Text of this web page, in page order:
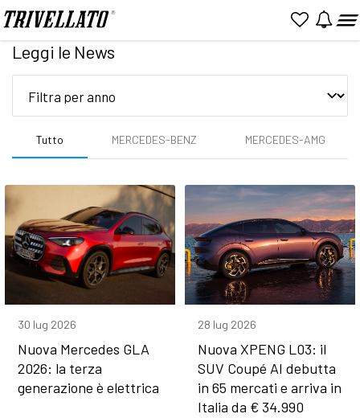
Home News
Leggi le News
Tutto MERCEDES-BENZ MERCEDES-AMG
30 lug 2026
Nuova Mercedes GLA
2026: la terza
generazione è elettrica
28 lug 2026
Nuova XPENG L03: il
SUV Coupé AI debutta
in 65 mercati e arriva in
Italia da € 34.990